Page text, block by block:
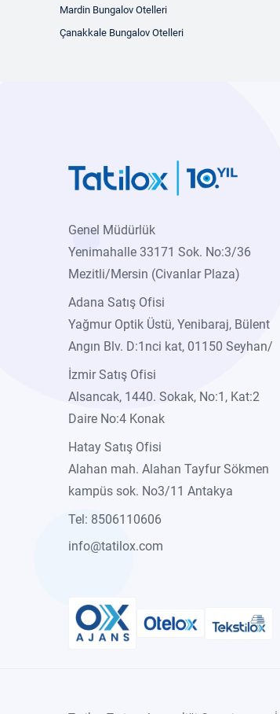
Mardin Bungalov Otelleri
Çanakkale Bungalov Otelleri
Genel Müdürlük
Yenimahalle 33171 Sok. No:3/36
Mezitli/Mersin (Civanlar Plaza)
Adana Satış Ofisi
Yağmur Optik Üstü, Yenibaraj, Bülent
Angın Blv. D:1nci kat, 01150 Seyhan/
İzmir Satış Ofisi
Alsancak, 1440. Sokak, No:1, Kat:2
Daire No:4 Konak
Hatay Satış Ofisi
Alahan mah. Alahan Tayfur Sökmen
kampüs sok. No3/11 Antakya
Tel: 8506110606
info@tatilox.com